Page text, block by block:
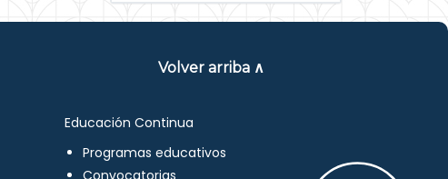
Volver arriba ∧
Educación Continua
Programas educativos
Convocatorias